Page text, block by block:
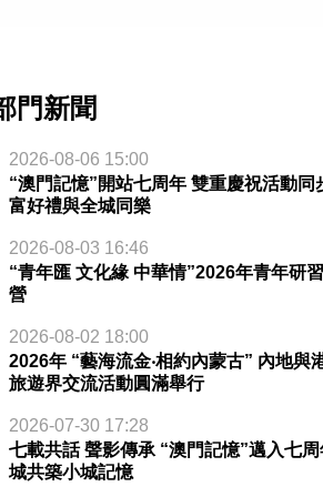
門新聞
2026-08-06 15:00
“澳門記憶”開站七周年 雙重慶祝活動同
富好禮與全城同樂
2026-08-03 16:46
“青年匯 文化緣 中華情”2026年青年研
營
2026-08-02 18:00
2026年 “藝海流金‧相約內蒙古” 內地與
旅遊界交流活動圓滿舉行
2026-07-30 17:28
七載共話 聲影傳承 “澳門記憶”邁入七
城共築小城記憶